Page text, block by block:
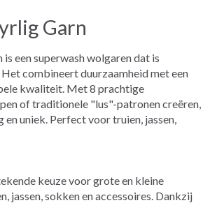
Garn
een superwash wolgaren dat is
combineert duurzaamheid met een
kwaliteit. Met 8 prachtige
of traditionele "lus"-patronen creëren,
uniek. Perfect voor truien, jassen,
keuze voor grote en kleine
jassen, sokken en accessoires. Dankzij